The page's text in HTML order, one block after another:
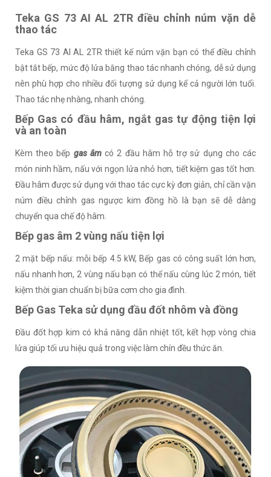
Teka GS 73 AI AL 2TR điều chỉnh núm vặn dễ
thao tác
Teka GS 73 AI AL 2TR thiết kế núm vặn bạn có thể điều chỉnh
bật tắt bếp, mức độ lửa bằng thao tác nhanh chóng, dễ sử dụng
nên phù hợp cho nhiều đối tượng sử dụng kể cả người lớn tuổi.
Thao tác nhẹ nhàng, nhanh chóng.
Bếp Gas có đầu hâm, ngắt gas tự động tiện lợi
và an toàn
Kèm theo bếp gas âmcó 2 đầu hâm hỗ trợ sử dụng cho các
món ninh hầm, nấu với ngọn lửa nhỏ hơn, tiết kiệm gas tốt hơn.
Đầu hâm được sử dụng với thao tác cực kỳ đơn giản, chỉ cần vặn
núm điều chỉnh gas ngược kim đồng hồ là bạn sẽ dễ dàng
chuyển qua chế độ hâm.
Bếp gas âm 2 vùng nấu tiện lợi
2 mặt bếp nấu: mỗi bếp 4.5 kW, Bếp gas có công suất lớn hơn,
nấu nhanh hơn, 2 vùng nấu bạn có thể nấu cùng lúc 2 món, tiết
kiệm thời gian chuẩn bị bữa cơm cho gia đình.
Bếp Gas Teka sử dụng đầu đốt nhôm và đồng
Đầu đốt hợp kim có khả năng dẫn nhiệt tốt, kết hợp vòng chia
lửa giúp tối ưu hiệu quả trong việc làm chín đều thức ăn.